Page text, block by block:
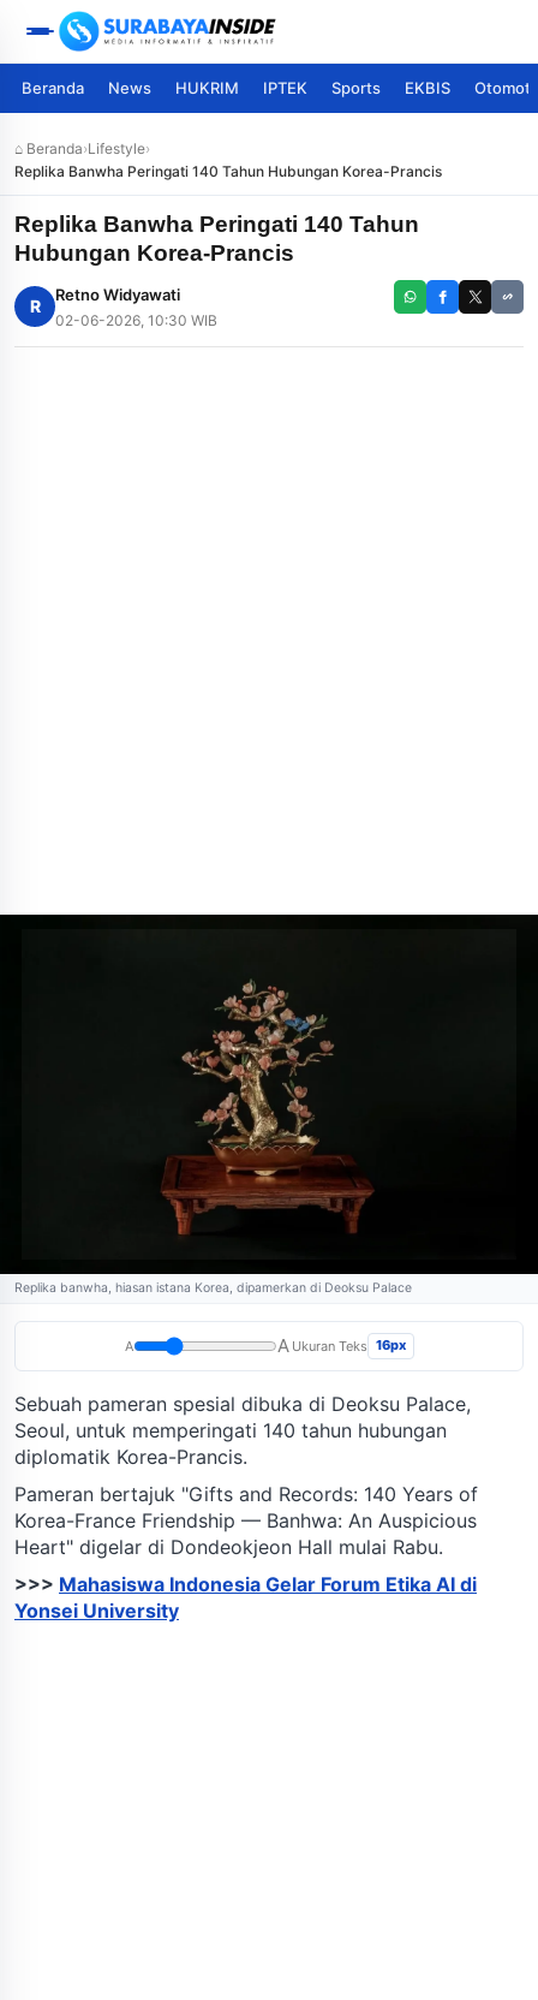
Beranda News HUKRIM IPTEK Sports EKBIS
⌂ Beranda›Lifestyle›
Replika Banwha Peringati 140 Tahun Hubungan Korea-Prancis
Replika Banwha Peringati 140 Tahun
Hubungan Korea-Prancis
R
Retno Widyawati
02-06-2026, 10:30 WIB
Replika banwha, hiasan istana Korea, dipamerkan di Deoksu Palace
A A Ukuran Teks 16px
Sebuah pameran spesial dibuka di Deoksu Palace,
Seoul, untuk memperingati 140 tahun hubungan
diplomatik Korea-Prancis.
Pameran bertajuk "Gifts and Records: 140 Years of
Korea-France Friendship — Banhwa: An Auspicious
Heart" digelar di Dondeokjeon Hall mulai Rabu.
>>> Mahasiswa Indonesia Gelar Forum Etika AI di
Yonsei University